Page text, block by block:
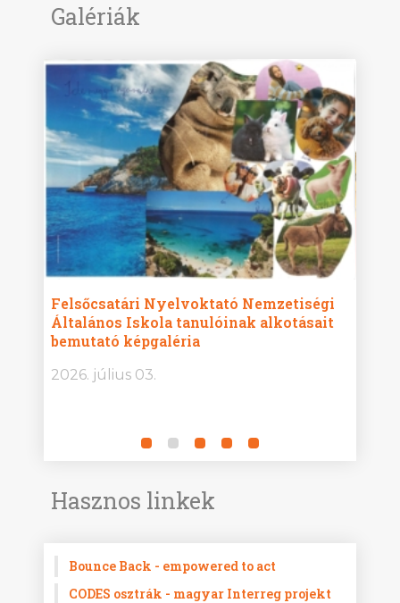
Galériák
Felsőcsatári Nyelvoktató Nemzetiségi
Általános Iskola tanulóinak alkotásait
bemutató képgaléria
2026. július 03.
Hasznos linkek
Bounce Back - empowered to act
CODES osztrák - magyar Interreg projekt